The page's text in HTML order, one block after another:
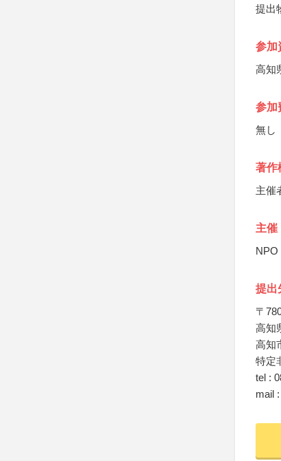
提出
参加
高知
参加
無し
著作
主催
主催
NPO
提出
〒
高知
高知
特定
tel :
mail